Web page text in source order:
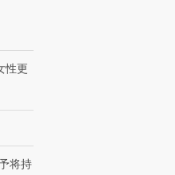
住三大增长引擎是什么？
性更
将持